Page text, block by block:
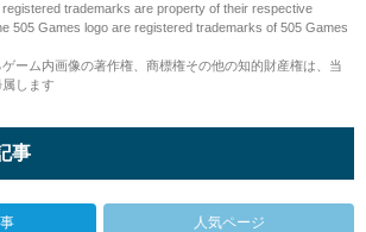
trademarks are property of their respective
505 Games logo are registered trademarks of 505 Games
ーム内画像の著作権、商標権その他の知的財産権は、当
します
事
人気ページ